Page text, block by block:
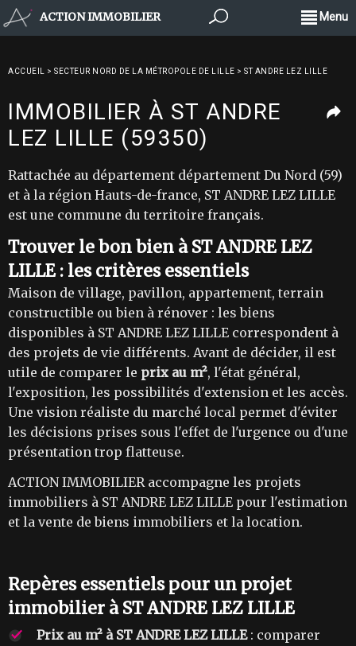
ACTION IMMOBILIER Menu
ACCUEIL > SECTEUR NORD DE LA MÉTROPOLE DE LILLE > ST ANDRE LEZ LILLE
IMMOBILIER À ST ANDRE
LEZ LILLE (59350)
Rattachée au département département Du Nord (59)
et à la région Hauts-de-france, ST ANDRE LEZ LILLE
est une commune du territoire français.
Trouver le bon bien à ST ANDRE LEZ
LILLE : les critères essentiels
Maison de village, pavillon, appartement, terrain
constructible ou bien à rénover : les biens
disponibles à ST ANDRE LEZ LILLE correspondent à
des projets de vie différents. Avant de décider, il est
utile de comparer le prix au m², l'état général,
l'exposition, les possibilités d'extension et les accès.
Une vision réaliste du marché local permet d'éviter
les décisions prises sous l'effet de l'urgence ou d'une
présentation trop flatteuse.
ACTION IMMOBILIER accompagne les projets
immobiliers à ST ANDRE LEZ LILLE pour l'estimation
et la vente de biens immobiliers et la location.
Repères essentiels pour un projet
immobilier à ST ANDRE LEZ LILLE
Prix au m² à ST ANDRE LEZ LILLE: comparer